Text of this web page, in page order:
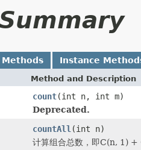
Instance
Method and Description
count(int n, int m)
Deprecated.
countAll (int n)
计算组合总数，即C(n, 1)